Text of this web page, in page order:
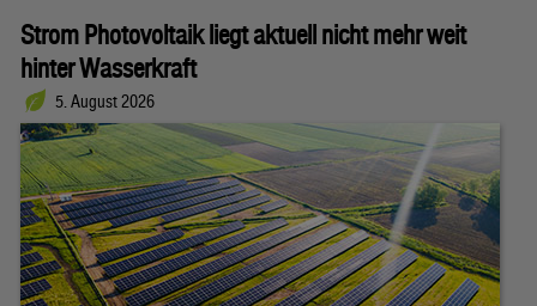
Strom Photovoltaik liegt aktuell nicht mehr weit
hinter Wasserkraft
5. August 2026